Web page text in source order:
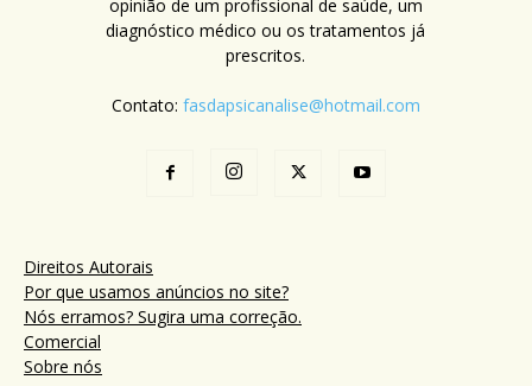
opinião de um profissional de saúde, um
diagnóstico médico ou os tratamentos já
prescritos.
Contato: fasdapsicanalise@hotmail.com
Direitos Autorais
Por que usamos anúncios no site?
Nós erramos? Sugira uma correção.
Comercial
Sobre nós